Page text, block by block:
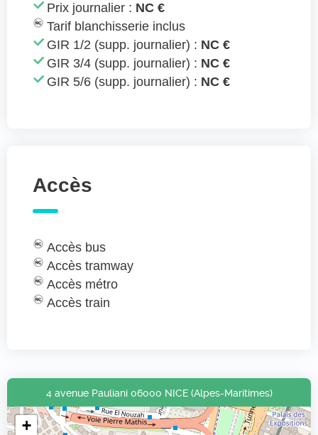
Prix journalier : NC €
Tarif blanchisserie inclus
GIR 1/2 (supp. journalier) : NC €
GIR 3/4 (supp. journalier) : NC €
GIR 5/6 (supp. journalier) : NC €
Accès
Accès bus
Accès tramway
Accès métro
Accès train
4 avenue Pauliani 06000 NICE (Alpes-Maritimes)
+